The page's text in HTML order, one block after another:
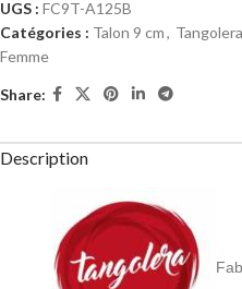
UGS : FC9T-A125B
Catégories : Talon 9 cm,
Femme
Share:
Description